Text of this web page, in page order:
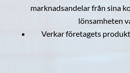
marknadsandelar från sina
lönsamheten
Verkar företagets